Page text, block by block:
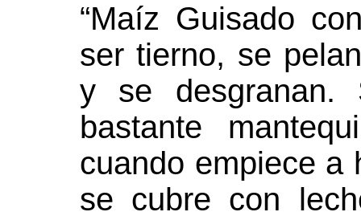
“Maíz Guisado
ser tierno, se
y se
bastante
cuando empiece a
se cubre con